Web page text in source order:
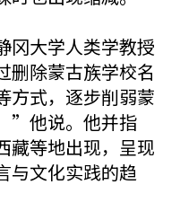
冈大学人类学教授
除蒙古族学校名
方式，逐步削弱蒙
”他说。他并指
藏等地出现，呈现
与文化实践的趋